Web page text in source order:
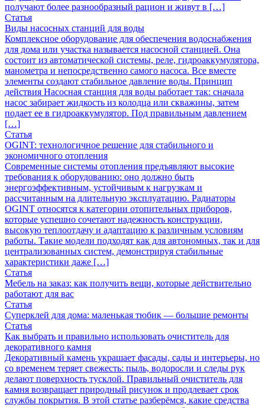
получают более разнообразный рацион и живут в […]
Статья
Виды насосных станций для воды
Комплексное оборудование для обеспечения водоснабжения
для дома или участка называется насосной станцией. Она
состоит из автоматической системы, реле, гидроаккумулятора,
манометра и непосредственно самого насоса. Все вместе
элементы создают стабильное давление воды. Принцип
действия Насосная станция для воды работает так: сначала
насос забирает жидкость из колодца или скважины, затем
подает ее в гидроаккумулятор. Под правильным давлением
[…]
Статья
OGINT: технологичное решение для стабильного и
экономичного отопления
Современные системы отопления предъявляют высокие
требования к оборудованию: оно должно быть
энергоэффективным, устойчивым к нагрузкам и
рассчитанным на длительную эксплуатацию. Радиаторы
OGINT относятся к категории отопительных приборов,
которые успешно сочетают надежность конструкции,
высокую теплоотдачу и адаптацию к различным условиям
работы. Такие модели подходят как для автономных, так и для
централизованных систем, демонстрируя стабильные
характеристики даже […]
Статья
Мебель на заказ: как получить вещи, которые действительно
работают для вас
Статья
Суперклей для дома: маленькая тюбик — большие ремонты
Статья
Как выбрать и правильно использовать очиститель для
декоративного камня
Декоративный камень украшает фасады, сады и интерьеры, но
со временем теряет свежесть: пыль, водоросли и следы рук
делают поверхность тусклой. Правильный очиститель для
камня возвращает природный рисунок и продлевает срок
службы покрытия. В этой статье разберёмся, какие средства